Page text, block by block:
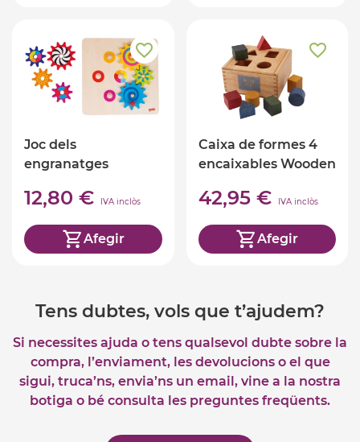
Joc dels
engranatges
12,80 € IVA inclòs
Afegir
Caixa de formes 4
encaixables Wooden
42,95 € IVA inclòs
Afegir
Tens dubtes, vols que t’ajudem?
Si necessites ajuda o tens qualsevol dubte sobre la
compra, l’enviament, les devolucions o el que
sigui, truca’ns, envia’ns un email, vine a la nostra
botiga o bé consulta les preguntes freqüents.